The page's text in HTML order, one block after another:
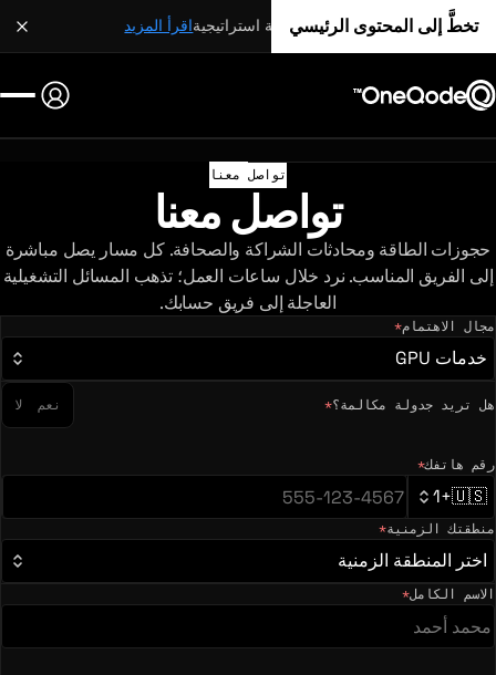
تخطَّ إلى المحتوى الرئيسيشراكة استراتيجيةاقرأ المزيد
تواصل معنا
تواصل معنا
حجوزات الطاقة ومحادثات الشراكة والصحافة. كل مسار يصل مباشرة
إلى الفريق المناسب. نرد خلال ساعات العمل؛ تذهب المسائل التشغيلية
العاجلة إلى فريق حسابك.
مجال الاهتمام* (مطلوب)
خدمات GPU
هل تريد جدولة مكالمة؟* نعم لا
رقم هاتفك* (مطلوب)
🇺🇸
+1
منطقتك الزمنية* (مطلوب)
اختر المنطقة الزمنية
الاسم الكامل* (مطلوب)